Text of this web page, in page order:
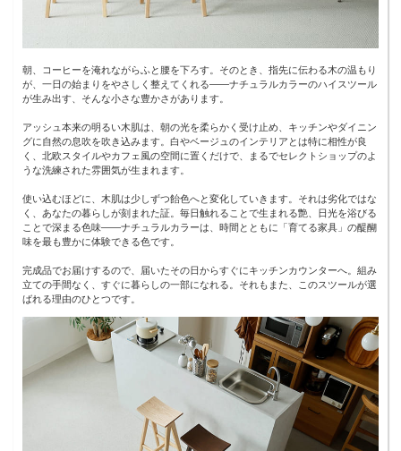
朝、コーヒーを淹れながらふと腰を下ろす。そのとき、指先に伝わる木の温もり
が、一日の始まりをやさしく整えてくれる——ナチュラルカラーのハイスツール
が生み出す、そんな小さな豊かさがあります。
アッシュ本来の明るい木肌は、朝の光を柔らかく受け止め、キッチンやダイニン
グに自然の息吹を吹き込みます。白やベージュのインテリアとは特に相性が良
く、北欧スタイルやカフェ風の空間に置くだけで、まるでセレクトショップのよ
うな洗練された雰囲気が生まれます。
使い込むほどに、木肌は少しずつ飴色へと変化していきます。それは劣化ではな
く、あなたの暮らしが刻まれた証。毎日触れることで生まれる艶、日光を浴びる
ことで深まる色味——ナチュラルカラーは、時間とともに「育てる家具」の醍醐
味を最も豊かに体験できる色です。
完成品でお届けするので、届いたその日からすぐにキッチンカウンターへ。組み
立ての手間なく、すぐに暮らしの一部になれる。それもまた、このスツールが選
ばれる理由のひとつです。